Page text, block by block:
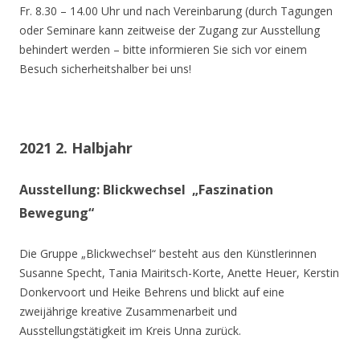
Fr. 8.30 – 14.00 Uhr und nach Vereinbarung (durch Tagungen
oder Seminare kann zeitweise der Zugang zur Ausstellung
behindert werden – bitte informieren Sie sich vor einem
Besuch sicherheitshalber bei uns!
2021 2. Halbjahr
Ausstellung: Blickwechsel „Faszination
Bewegung“
Die Gruppe „Blickwechsel“ besteht aus den Künstlerinnen
Susanne Specht, Tania Mairitsch-Korte, Anette Heuer, Kerstin
Donkervoort und Heike Behrens und blickt auf eine
zweijährige kreative Zusammenarbeit und
Ausstellungstätigkeit im Kreis Unna zurück.